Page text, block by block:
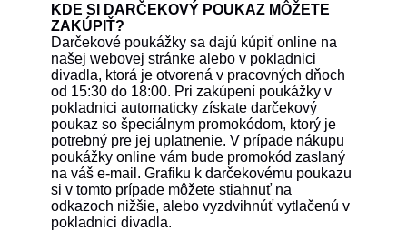
KDE SI DARČEKOVÝ POUKAZ MÔŽETE
ZAKÚPIŤ?
Darčekové poukážky sa dajú kúpiť online na
našej webovej stránke alebo v pokladnici
divadla, ktorá je otvorená v pracovných dňoch
od 15:30 do 18:00. Pri zakúpení poukážky v
pokladnici automaticky získate darčekový
poukaz so špeciálnym promokódom, ktorý je
potrebný pre jej uplatnenie. V prípade nákupu
poukážky online vám bude promokód zaslaný
na váš e-mail. Grafiku k darčekovému poukazu
si v tomto prípade môžete stiahnuť na
odkazoch nižšie, alebo vyzdvihnúť vytlačenú v
pokladnici divadla.